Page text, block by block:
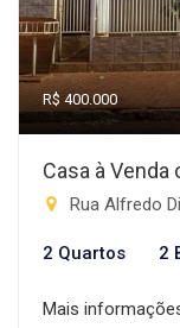
R$ 400.000
Casa à Venda
Rua Alfredo
2 Quartos 2
Mais